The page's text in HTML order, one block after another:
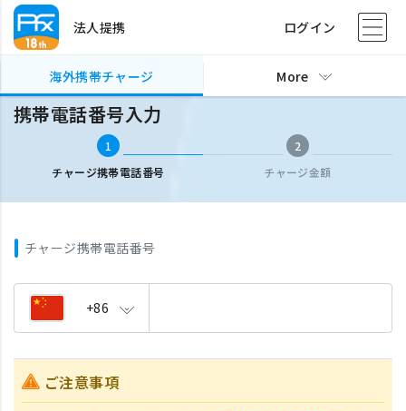
法人提携 ログイン
海外携帯チャージ More
海外携帯チャージ 携帯電話番号入力
携帯電話番号入力
1
チャージ携帯電話番号
2
チャージ金額
チャージ携帯電話番号
+86
ご注意事項